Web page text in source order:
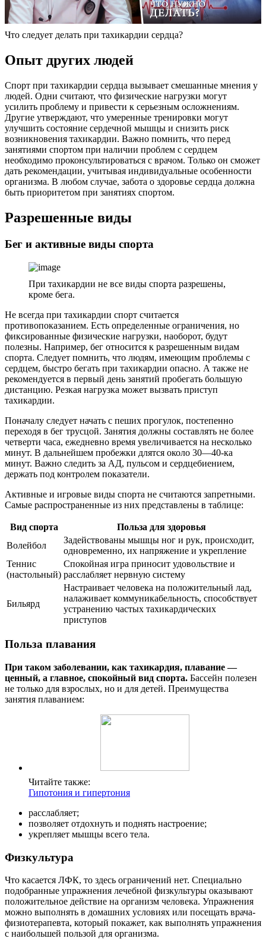
Что следует делать при тахикардии сердца?
Опыт других людей
Спорт при тахикардии сердца вызывает смешанные мнения у
людей. Одни считают, что физические нагрузки могут
усилить проблему и привести к серьезным осложнениям.
Другие утверждают, что умеренные тренировки могут
улучшить состояние сердечной мышцы и снизить риск
возникновения тахикардии. Важно помнить, что перед
занятиями спортом при наличии проблем с сердцем
необходимо проконсультироваться с врачом. Только он сможет
дать рекомендации, учитывая индивидуальные особенности
организма. В любом случае, забота о здоровье сердца должна
быть приоритетом при занятиях спортом.
Разрешенные виды
Бег и активные виды спорта
При тахикардии не все виды спорта разрешены,
кроме бега.
Не всегда при тахикардии спорт считается
противопоказанием. Есть определенные ограничения, но
фиксированные физические нагрузки, наоборот, будут
полезны. Например, бег относится к разрешенным видам
спорта. Следует помнить, что людям, имеющим проблемы с
сердцем, быстро бегать при тахикардии опасно. А также не
рекомендуется в первый день занятий пробегать большую
дистанцию. Резкая нагрузка может вызвать приступ
тахикардии.
Поначалу следует начать с пеших прогулок, постепенно
переходя в бег трусцой. Занятия должны составлять не более
четверти часа, ежедневно время увеличивается на несколько
минут. В дальнейшем пробежки длятся около 30—40-ка
минут. Важно следить за АД, пульсом и сердцебиением,
держать под контролем показатели.
Активные и игровые виды спорта не считаются запретными.
Самые распространенные из них представлены в таблице:
Вид спорта
Польза для здоровья
Волейбол
Задействованы мышцы ног и рук, происходит,
одновременно, их напряжение и укрепление
Теннис
(настольный)
Спокойная игра приносит удовольствие и
расслабляет нервную систему
Бильярд
Настраивает человека на положительный лад,
налаживает коммуникабельность, способствует
устранению частых тахикардических
приступов
Польза плавания
При таком заболевании, как тахикардия, плавание —
ценный, а главное, спокойный вид спорта. Бассейн полезен
не только для взрослых, но и для детей. Преимущества
занятия плаванием:
Читайте также:
Гипотония и гипертония
расслабляет;
позволяет отдохнуть и поднять настроение;
укрепляет мышцы всего тела.
Физкультура
Что касается ЛФК, то здесь ограничений нет. Специально
подобранные упражнения лечебной физкультуры оказывают
положительное действие на организм человека. Упражнения
можно выполнять в домашних условиях или посещать врача-
физиотерапевта, который покажет, как выполнять упражнения
с наибольшей пользой для организма.